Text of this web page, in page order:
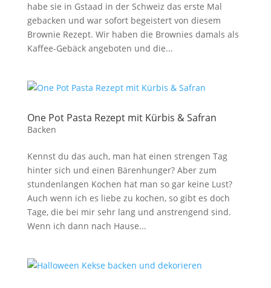
habe sie in Gstaad in der Schweiz das erste Mal
gebacken und war sofort begeistert von diesem
Brownie Rezept. Wir haben die Brownies damals als
Kaffee-Gebäck angeboten und die...
One Pot Pasta Rezept mit Kürbis & Safran
Backen
Kennst du das auch, man hat einen strengen Tag
hinter sich und einen Bärenhunger? Aber zum
stundenlangen Kochen hat man so gar keine Lust?
Auch wenn ich es liebe zu kochen, so gibt es doch
Tage, die bei mir sehr lang und anstrengend sind.
Wenn ich dann nach Hause...